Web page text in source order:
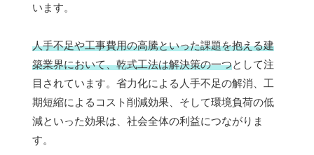
います。
人手不足や工事費用の高騰といった課題を抱える建
築業界において、乾式工法は解決策の一つとして注
目されています。省力化による人手不足の解消、工
期短縮によるコスト削減効果、そして環境負荷の低
減といった効果は、社会全体の利益につながりま
す。